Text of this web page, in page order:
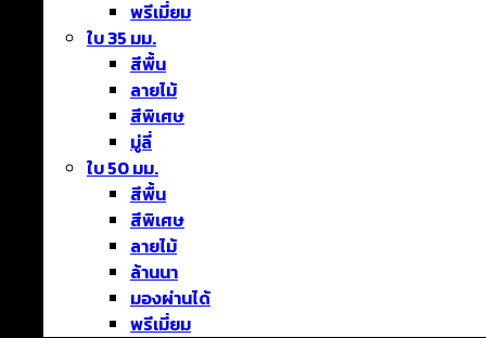
พรีเมี่ยม
ใบ 35 มม.
สีพื้น
ลายไม้
สีพิเศษ
มู่ลี่
ใบ 50 มม.
สีพื้น
สีพิเศษ
ลายไม้
ล้านนา
มองผ่านได้
พรีเมี่ยม